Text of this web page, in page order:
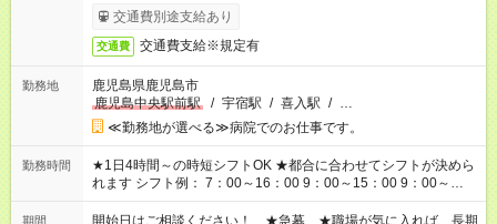
了次第のお支払いとなります。
交通費別途支給あり
交通費 交通費支給※規定有
勤務地
鹿児島県鹿児島市
鹿児島中央駅前駅
/ 宇宿駅 / 喜入駅 / …
≪勤務地が選べる≫病院でのお仕事です。
勤務時間
★1日4時間～の時短シフトOK ★都合に合わせてシフトが決めら
れます シフト例： 7：00～16：00 9：00～15：00 9：00～
18：00 11：00～20：00 など ※Wワークの場合、他のお仕事と
合わせ週40時間超の就業はご案内できません ※法令に基づき、
期間
開始日はご相談ください！ ★急募 ★職場が気に入れば、長期